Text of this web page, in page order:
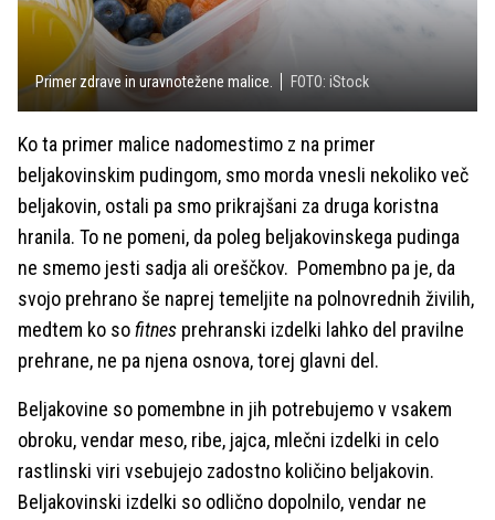
Primer zdrave in uravnotežene malice. FOTO: iStock
Ko ta primer malice nadomestimo z na primer
beljakovinskim pudingom, smo morda vnesli nekoliko več
beljakovin, ostali pa smo prikrajšani za druga koristna
hranila. To ne pomeni, da poleg beljakovinskega pudinga
ne smemo jesti sadja ali oreščkov. Pomembno pa je, da
svojo prehrano še naprej temeljite na polnovrednih živilih,
medtem ko sofitnes prehranski izdelki lahko del pravilne
prehrane, ne pa njena osnova, torej glavni del.
Beljakovine so pomembne in jih potrebujemo v vsakem
obroku, vendar meso, ribe, jajca, mlečni izdelki in celo
rastlinski viri vsebujejo zadostno količino beljakovin.
Beljakovinski izdelki so odlično dopolnilo, vendar ne